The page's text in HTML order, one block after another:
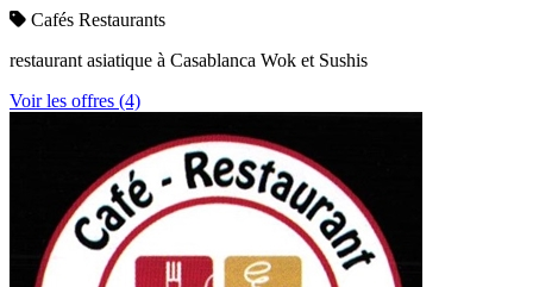
Cafés Restaurants
restaurant asiatique à Casablanca Wok et Sushis
Voir les offres (4)